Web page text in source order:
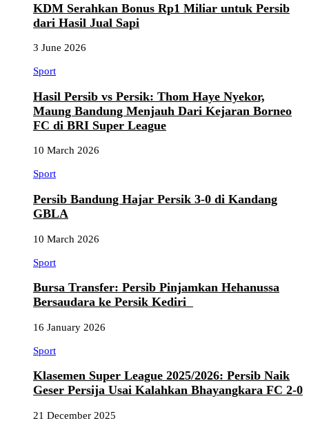
KDM Serahkan Bonus Rp1 Miliar untuk Persib
dari Hasil Jual Sapi
3 June 2026
Sport
Hasil Persib vs Persik: Thom Haye Nyekor,
Maung Bandung Menjauh Dari Kejaran Borneo
FC di BRI Super League
10 March 2026
Sport
Persib Bandung Hajar Persik 3-0 di Kandang
GBLA
10 March 2026
Sport
Bursa Transfer: Persib Pinjamkan Hehanussa
Bersaudara ke Persik Kediri
16 January 2026
Sport
Klasemen Super League 2025/2026: Persib Naik
Geser Persija Usai Kalahkan Bhayangkara FC 2-0
21 December 2025